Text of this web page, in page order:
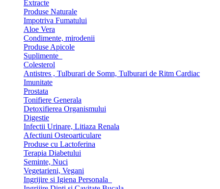
Extracte
Produse Naturale
Impotriva Fumatului
Aloe Vera
Condimente, mirodenii
Produse Apicole
Suplimente
Colesterol
Antistres , Tulburari de Somn, Tulburari de Ritm Cardiac
Imunitate
Prostata
Tonifiere Generala
Detoxifierea Organismului
Digestie
Infectii Urinare, Litiaza Renala
Afectiuni Osteoarticulare
Produse cu Lactoferina
Terapia Diabetului
Seminte, Nuci
Vegetarieni, Vegani
Ingrijire si Igiena Personala